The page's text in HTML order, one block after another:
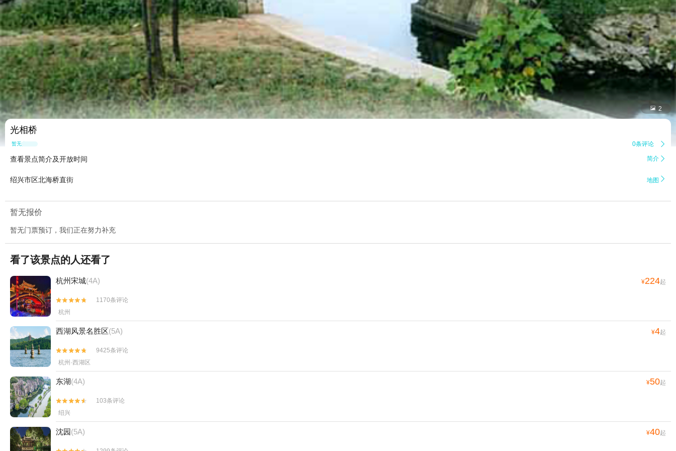
 2
光相桥
暂无点评 0条评论 
查看景点简介及开放时间 简介 
绍兴市区北海桥直街 地图 
暂无报价
暂无门票预订，我们正在努力补充
看了该景点的人还看了
杭州宋城(4A) ¥224起


1170条评论
杭州
西湖风景名胜区(5A) ¥4起


9425条评论
杭州·西湖区
东湖(4A) ¥50起


103条评论
绍兴
沈园(5A) ¥40起